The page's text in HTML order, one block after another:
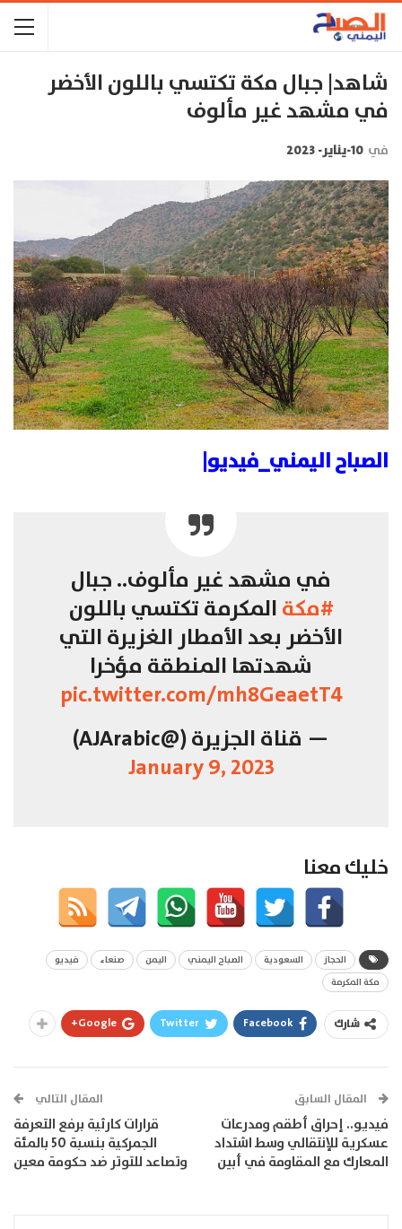
شاهد| جبال مكة تكتسي باللون الأخضر
في مشهد غير مألوف
في 10-يناير- 2023
الصباح اليمني_فيديو|
في مشهد غير مألوف.. جبال
#مكةالمكرمة تكتسي باللون
الأخضر بعد الأمطار الغزيرة التي
شهدتها المنطقة مؤخرا
pic.twitter.com/mh8GeaetT4
— قناة الجزيرة (@AJArabic)
January 9, 2023
خليك معنا
الحجاز السعودية الصباح اليمني اليمن صنعاء
فيديو
مكة المكرمة
شارك Facebook
Twitter
Google+
المقال السابق
فيديو.. إحراق أطقم ومدرعات
عسكرية للإنتقالي وسط اشتداد
المعارك مع المقاومة في أبين
المقال التالي
قرارات كارثية برفع التعرفة
الجمركية بنسبة 50 بالمئة
وتصاعد للتوتر ضد حكومة معين